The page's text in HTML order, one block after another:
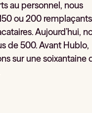
au personnel, nous
ou 200
Aujourd’hui,
de 500. Avant Hublo,
sur une soixantaine